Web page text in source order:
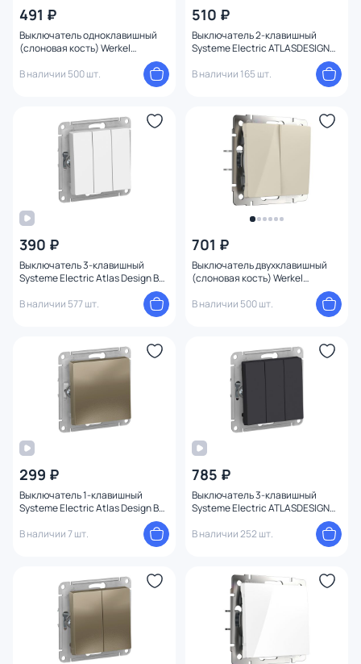
491 ₽
Выключатель одноклавишный
(слоновая кость) Werkel
В наличии 500 шт.
510 ₽
Выключатель 2-клавишный
Systeme Electric ATLASDESIGN
В наличии 165 шт.
390 ₽
Выключатель 3-клавишный
Systeme Electric Atlas Design BD-
В наличии 577 шт.
701 ₽
Выключатель двухклавишный
(слоновая кость) Werkel
В наличии 500 шт.
299 ₽
Выключатель 1-клавишный
Systeme Electric Atlas Design BD-
В наличии 7 шт.
785 ₽
Выключатель 3-клавишный
Systeme Electric ATLASDESIGN
В наличии 252 шт.